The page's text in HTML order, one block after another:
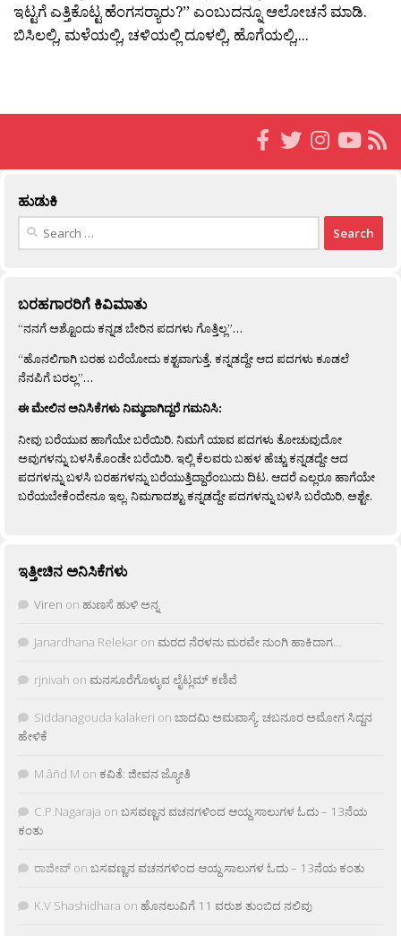
ಇಟ್ಟಗೆ ಎತ್ತಿಕೊಟ್ಟ ಹೆಂಗಸರ‍್ಯಾರು?” ಎಂಬುದನ್ನೂ ಆಲೋಚನೆ ಮಾಡಿ.
ಬಿಸಿಲಲ್ಲಿ, ಮಳೆಯಲ್ಲಿ, ಚಳಿಯಲ್ಲಿ ದೂಳಲ್ಲಿ, ಹೊಗೆಯಲ್ಲಿ,...
ಹುಡುಕಿ
Search
ಬರಹಗಾರರಿಗೆ ಕಿವಿಮಾತು
“ನನಗೆ ಅಶ್ಟೊಂದು ಕನ್ನಡ ಬೇರಿನ ಪದಗಳು ಗೊತ್ತಿಲ್ಲ”…
“ಹೊನಲಿಗಾಗಿ ಬರಹ ಬರೆಯೋದು ಕಶ್ಟವಾಗುತ್ತೆ. ಕನ್ನಡದ್ದೇ ಆದ ಪದಗಳು ಕೂಡಲೆ
ನೆನಪಿಗೆ ಬರಲ್ಲ”…
ಈ ಮೇಲಿನ ಅನಿಸಿಕೆಗಳು ನಿಮ್ಮದಾಗಿದ್ದರೆ ಗಮನಿಸಿ:
ನೀವು ಬರೆಯುವ ಹಾಗೆಯೇ ಬರೆಯಿರಿ. ನಿಮಗೆ ಯಾವ ಪದಗಳು ತೋಚುವುದೋ
ಅವುಗಳನ್ನು ಬಳಸಿಕೊಂಡೇ ಬರೆಯಿರಿ. ಇಲ್ಲಿ ಕೆಲವರು ಬಹಳ ಹೆಚ್ಚು ಕನ್ನಡದ್ದೇ ಆದ
ಪದಗಳನ್ನು ಬಳಸಿ ಬರಹಗಳನ್ನು ಬರೆಯುತ್ತಿದ್ದಾರೆಂಬುದು ದಿಟ. ಆದರೆ ಎಲ್ಲರೂ ಹಾಗೆಯೇ
ಬರೆಯಬೇಕೆಂದೇನೂ ಇಲ್ಲ. ನಿಮಗಾದಶ್ಟು ಕನ್ನಡದ್ದೇ ಪದಗಳನ್ನು ಬಳಸಿ ಬರೆಯಿರಿ, ಅಶ್ಟೇ.
ಇತ್ತೀಚಿನ ಅನಿಸಿಕೆಗಳು
Viren on ಹುಣಸೆ ಹುಳಿ ಅನ್ನ
Janardhana Relekar on ಮರದ ನೆರಳನು ಮರವೇ ನುಂಗಿ ಹಾಕಿದಾಗ…
rjnivah on ಮನಸೂರೆಗೊಳ್ಳುವ ಲೈಟ್ಲಮ್ ಕಣಿವೆ
Siddanagouda kalakeri on ಬಾದಮಿ ಅಮವಾಸ್ಯೆ: ಚಬನೂರ ಅಮೋಗ ಸಿದ್ದನ
ಹೇಳಿಕೆ
M âñd M on ಕವಿತೆ: ಜೀವನ ಜ್ಯೋತಿ
C.P.Nagaraja on ಬಸವಣ್ಣನ ವಚನಗಳಿಂದ ಆಯ್ದ ಸಾಲುಗಳ ಓದು – 13ನೆಯ
ಕಂತು
ರಾಜೀವ್ on ಬಸವಣ್ಣನ ವಚನಗಳಿಂದ ಆಯ್ದ ಸಾಲುಗಳ ಓದು – 13ನೆಯ ಕಂತು
K.V Shashidhara on ಹೊನಲುವಿಗೆ 11 ವರುಶ ತುಂಬಿದ ನಲಿವು